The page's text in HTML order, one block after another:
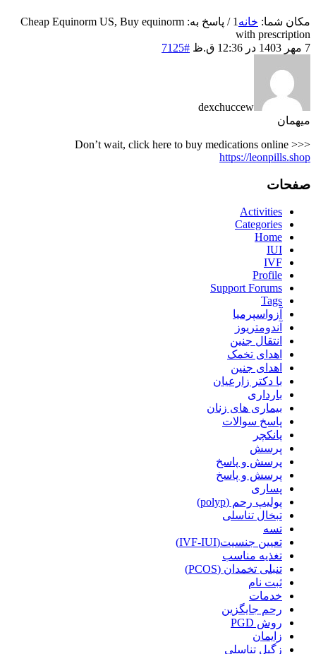
مکان شما: خانه 1
/
پاسخ به: Cheap Equinorm US, Buy equinorm
with prescription
7 مهر 1403 در 12:36 ق.ظ
#7125
dexchuccew
میهمان
Don’t wait, click here to buy medications online >>>
https://leonpills.shop
صفحات
Activities
Categories
Home
IUI
IVF
Profile
Support Forums
Tags
آزواسپرمیا
آندومتریوز
انتقال جنین
اهدای تخمک
اهدای جنین
با دکتر زارعیان
بارداری
بیماری های زنان
پاسخ سوالات
پانکچر
پرسش
پرسش و پاسخ
پرسش و پاسخ
پساری
پولیپ رحم (polyp)
تبخال تناسلی
تسه
تعیین جنسیت(IVF-IUI)
تغذیه مناسب
تنبلی تخمدان (PCOS)
ثبت نام
خدمات
رحم جایگزین
روش PGD
زایمان
زگیل تناسلی